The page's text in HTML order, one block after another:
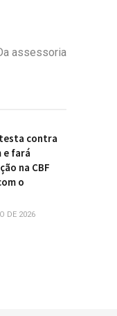
assessoria
contra
e fará
na CBF
o
DE 2026